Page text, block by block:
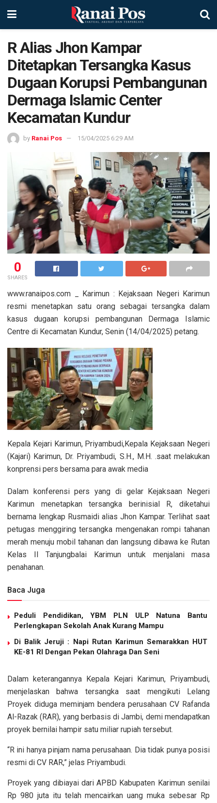
R Alias Jhon Kampar
Ditetapkan Tersangka Kasus
Dugaan Korupsi Pembangunan
Dermaga Islamic Center
Kecamatan Kundur
by Ranai Pos 15/04/2025 6:29 AM
0
SHARES
www.ranaipos.com _ Karimun : Kejaksaan Negeri Karimun
resmi menetapkan satu orang sebagai tersangka dalam
kasus dugaan korupsi pembangunan Dermaga Islamic
Centre di Kecamatan Kundur, Senin (14/04/2025) petang.
Kepala Kejari Karimun, Priyambudi,Kepala Kejaksaan Negeri
(Kajari) Karimun, Dr. Priyambudi, S.H., M.H. .saat melakukan
konprensi pers bersama para awak media
Dalam konferensi pers yang di gelar Kejaksaan Negeri
Karimun menetapkan tersangka berinisial R, diketahui
bernama lengkap Rusmaidi alias Jhon Kampar. Terlihat saat
petugas menggiring tersangka mengenakan rompi tahanan
merah menuju mobil tahanan dan langsung dibawa ke Rutan
Kelas II Tanjungbalai Karimun untuk menjalani masa
penahanan.
Baca Juga
Peduli Pendidikan, YBM PLN ULP Natuna Bantu
Perlengkapan Sekolah Anak Kurang Mampu
Di Balik Jeruji : Napi Rutan Karimun Semarakkan HUT
KE-81 RI Dengan Pekan Olahraga Dan Seni
Dalam keterangannya Kepala Kejari Karimun, Priyambudi,
menjelaskan bahwa tersangka saat mengikuti Lelang
Proyek diduga meminjam bendera perusahaan CV Rafanda
Al-Razak (RAR), yang berbasis di Jambi, demi mendapatkan
proyek bernilai hampir satu miliar rupiah tersebut.
“R ini hanya pinjam nama perusahaan. Dia tidak punya posisi
resmi di CV RAR,” jelas Priyambudi.
Proyek yang dibiayai dari APBD Kabupaten Karimun senilai
Rp 980 juta itu telah mencairkan uang muka sebesar Rp